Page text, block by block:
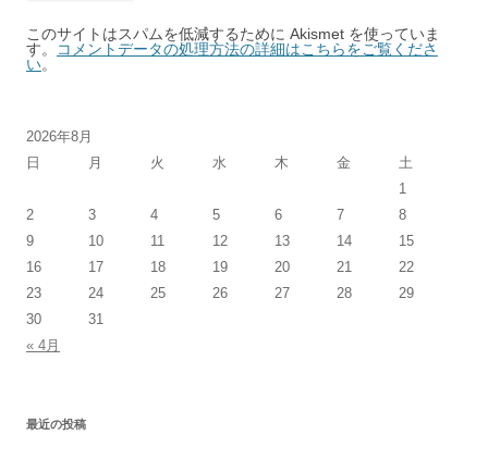
このサイトはスパムを低減するために Akismet を使っていま
す。
コメントデータの処理方法の詳細はこちらをご覧くださ
い。
2026年8月
日
月 火 水 木 金
土
1
2
3 4 5 6 7
8
9
10 11 12 13 14
15
16
17 18 19 20 21
22
23
24 25 26 27 28
29
30
31
« 4月
最近の投稿